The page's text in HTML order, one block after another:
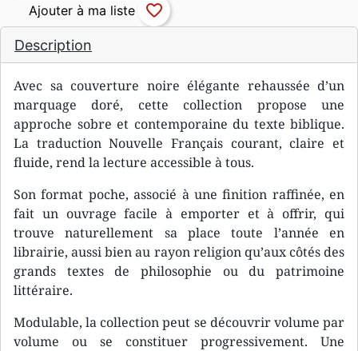
Description
Avec sa couverture noire élégante rehaussée d’un
marquage doré, cette collection propose une
approche sobre et contemporaine du texte biblique.
La traduction Nouvelle Français courant, claire et
fluide, rend la lecture accessible à tous.
Son format poche, associé à une finition raffinée, en
fait un ouvrage facile à emporter et à offrir, qui
trouve naturellement sa place toute l’année en
librairie, aussi bien au rayon religion qu’aux côtés des
grands textes de philosophie ou du patrimoine
littéraire.
Modulable, la collection peut se découvrir volume par
volume ou se constituer progressivement. Une
favorite_border